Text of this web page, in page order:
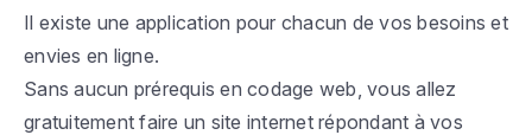
Il existe une application pour chacun de vos besoins et
envies en ligne.
Sans aucun prérequis en codage web, vous allez
gratuitement faire un site internet répondant à vos